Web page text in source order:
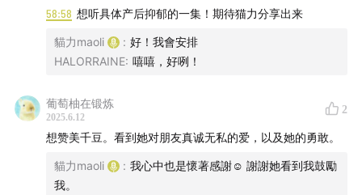
58:58 想听具体产后抑郁的一集！期待猫力分享出来
貓力maoli : 好！我會安排
HALORRAINE: 嘻嘻，好咧！
葡萄柚在锻炼
2025.6.12
2
想赞美千豆。看到她对朋友真诚无私的爱，以及她的勇敢。
貓力maoli : 我心中也是懷著感謝☺️ 謝謝她看到我鼓勵
我。